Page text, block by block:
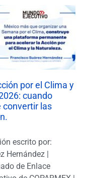
por el Clima y
cuando
convertir las
escrito por:
Hernández |
de Enlace